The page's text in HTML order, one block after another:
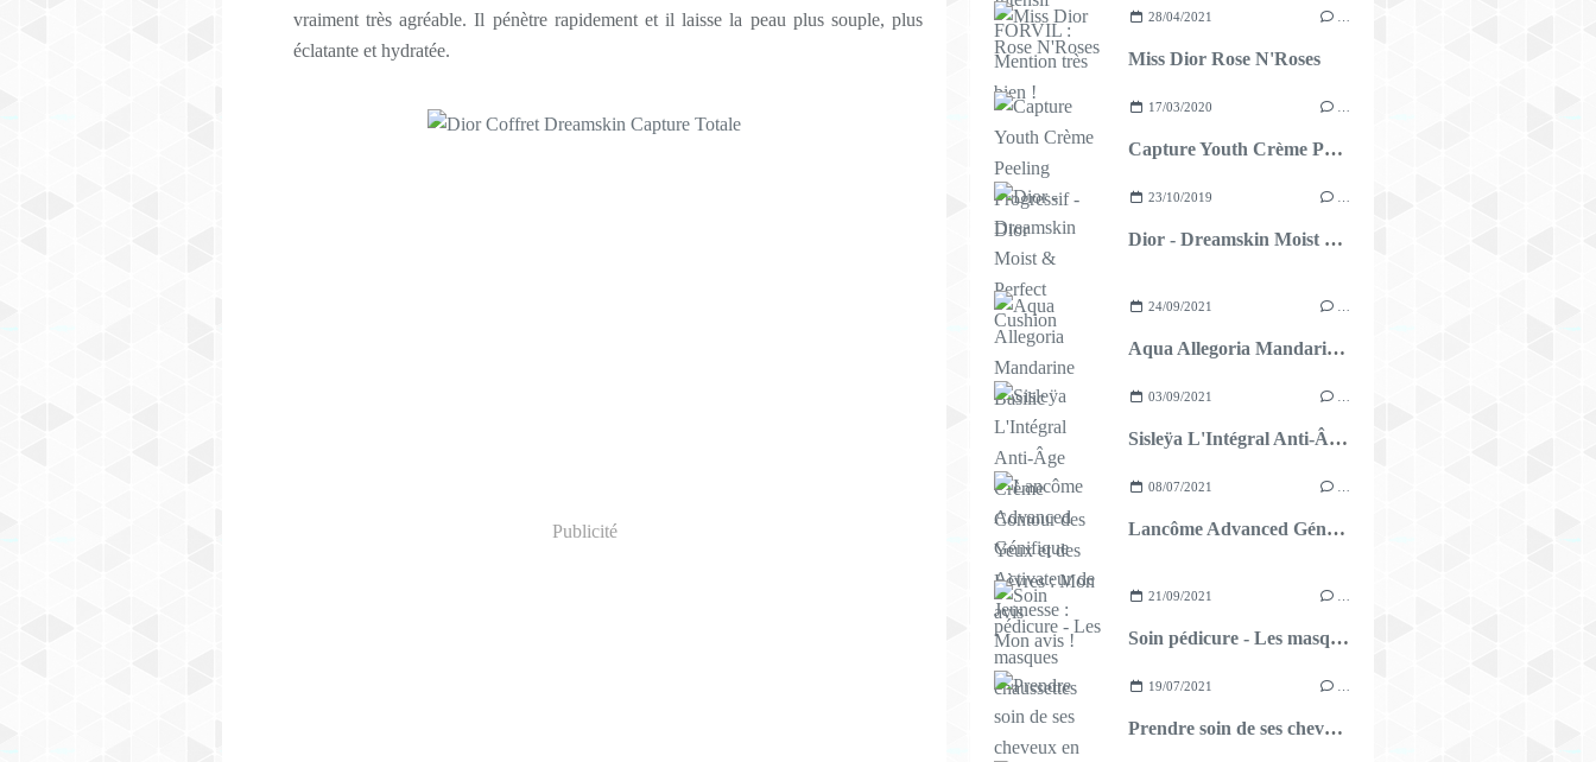
vraiment très agréable. Il pénètre rapidement et il laisse la peau plus souple, plus
éclatante et hydratée.
Publicité
28/04/2021
Miss Dior Rose N'Roses
17/03/2020
Capture Youth Crème Peeling Progressif - Dior
23/10/2019
Dior - Dreamskin Moist & Perfect Cushion
24/09/2021
Aqua Allegoria Mandarine Basilic
03/09/2021
Sisleÿa L'Intégral Anti-Âge Crème Contour des Yeux et des Lèvres : Mon avis
08/07/2021
Lancôme Advanced Génifique Activateur de Jeunesse : Mon avis !
21/09/2021
Soin pédicure - Les masques chaussettes
19/07/2021
Prendre soin de ses cheveux en été !